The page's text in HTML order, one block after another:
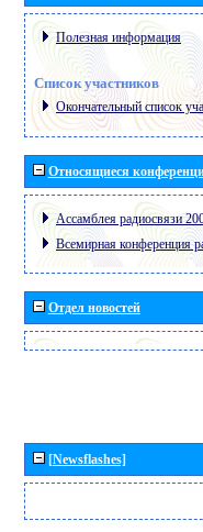
Полезная информация
Список участников
Окончательный список
Относящиеся
Ассамблея радиосвязи
Всемирная конференция
Отдел новостей
[Newsflashes]